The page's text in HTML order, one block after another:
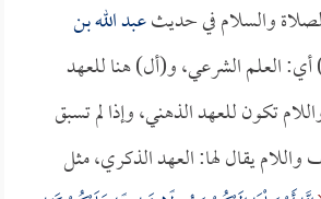
والسلام في حديثعبد الله بن
أي: العلم الشرعي، و(أل) هنا للعهد
تكون للعهد الذهني، وإذا لم تسبق
واللام يقال لها: العهد الذكري، مثل